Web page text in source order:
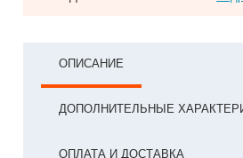
ОПИСАНИЕ
ДОПОЛНИТЕЛЬНЫЕ
ОПЛАТА И ДОСТАВКА